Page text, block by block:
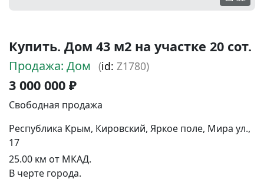
Купить. Дом 43 м2 на участке 20 сот.
Продажа: Дом (id: Z1780)
3 000 000 ₽
Свободная продажа
Республика Крым, Кировский, Яркое поле, Мира ул.,
17
25.00 км от МКАД.
В черте города.